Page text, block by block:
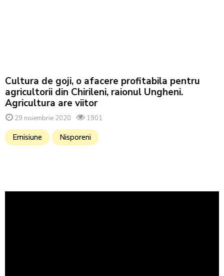
Cultura de goji, o afacere profitabila pentru
agricultorii din Chirileni, raionul Ungheni.
Agricultura are viitor
29 noiembrie 2020 1901
Emisiune Nisporeni